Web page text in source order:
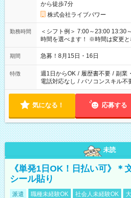
から徒歩7分
株式会社ライブパワー
勤務時間
＜シフト例＞ 7:00～23:00 13:30～22:00 上記の時間
時間を選べます！ ※時間は変更
期間 急募！8月15日・16日
特徴 週1日からOK / 履歴書不要 / 副業
電話対応なし / パソコンスキル不
気になる！ 応募する
未読
《単発1日OK！日払い可》＊
シール貼り
派遣 職種未経験OK 社会人未経験OK